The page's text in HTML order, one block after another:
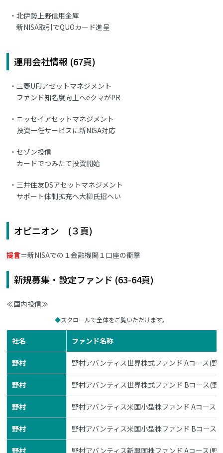
北伊勢上野信用金庫
新NISA取引でQUOカード進呈
運用会社情報 (67頁)
三菱UFJアセットマネジメント
ファンド知名度向上へeクマがPR
ニッセイアセットマネジメント
投資一任サービスに新NISA対応
セゾン投信
カードでつみたて投資開始
三井住友DSアセットマネジメント
サポート体制拡充へ大柳氏招へい
オピニオン (３頁)
提言＝新NISAでの１金融機関１口座の衝撃
新規募集・設定ファンド (63-64頁)
≪国内投信≫
スクロールで全体をご覧いただけます。
社名 ファンド名称
野村 野村アバンティス世界株式ファンド Aコース(野
野村 野村アバンティス世界株式ファンド Bコース(野
野村 野村アバンティス米国小型株ファンド Aコース(
野村 野村アバンティス米国小型株ファンド Bコース(
野村 野村アバンティス新興国株ファンド Aコース(野